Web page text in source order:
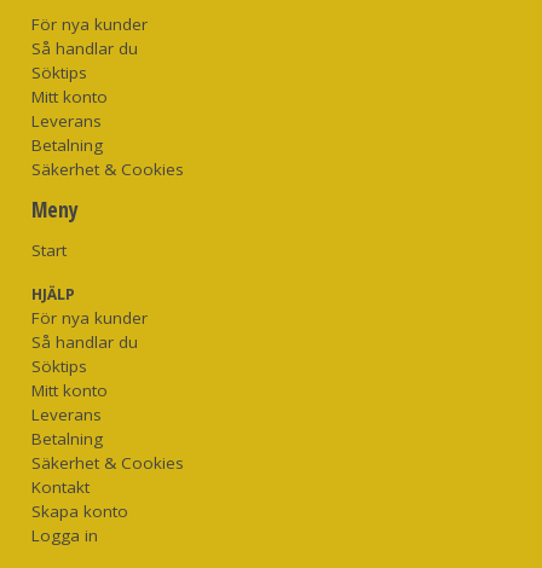
För nya kunder
Så handlar du
Söktips
Mitt konto
Leverans
Betalning
Säkerhet & Cookies
Meny
Start
HJÄLP
För nya kunder
Så handlar du
Söktips
Mitt konto
Leverans
Betalning
Säkerhet & Cookies
Kontakt
Skapa konto
Logga in